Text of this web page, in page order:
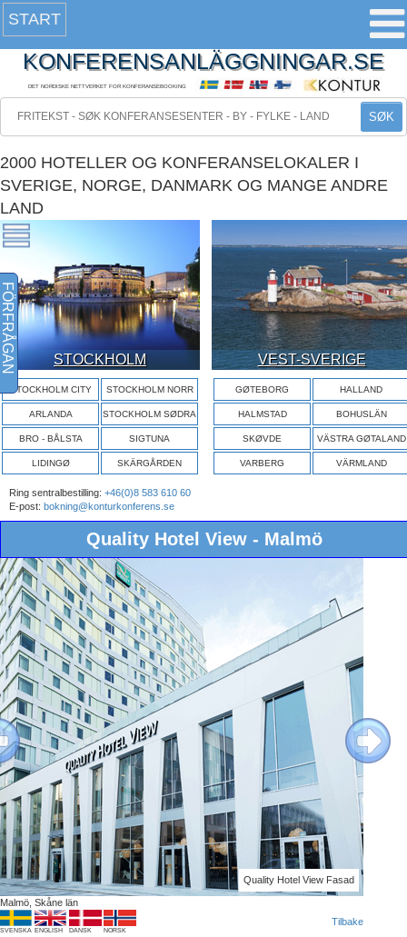
START
KONFERENSANLÄGGNINGAR.SE
DET NORDISKE NETTVERKET FOR KONFERANSEBOOKING
SØK
2000 HOTELLER OG KONFERANSELOKALER I
SVERIGE, NORGE, DANMARK OG MANGE ANDRE
LAND
STOCKHOLM
STOCKHOLM CITY STOCKHOLM NORR
ARLANDA STOCKHOLM SØDRA
BRO - BÅLSTA SIGTUNA
LIDINGØ SKÄRGÅRDEN
VEST-SVERIGE
GØTEBORG HALLAND
HALMSTAD BOHUSLÄN
SKØVDE VÄSTRA GØTALAND
VARBERG VÄRMLAND
Ring sentralbestilling: +46(0)8 583 610 60
E-post: bokning@konturkonferens.se
Quality Hotel View - Malmö
Quality Hotel View Fasad
Next
Malmö, Skåne län
SVENSKA ENGLISH DANSK NORSK
Tilbake
FÖRFRÅGAN